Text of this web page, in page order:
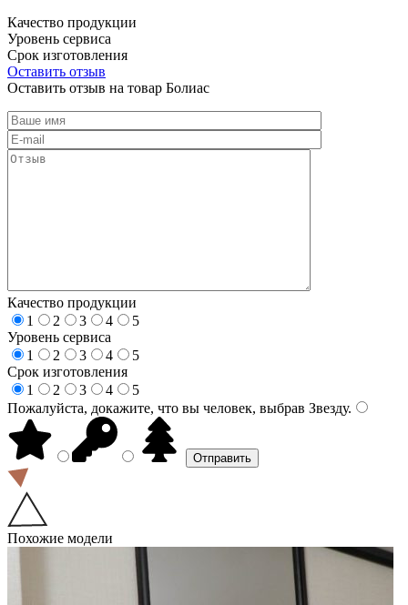
Качество продукции
Уровень сервиса
Срок изготовления
Оставить отзыв
Оставить отзыв на товар Болиас
Качество продукции
1
2 3 4
5
Уровень сервиса
1
2 3 4
5
Срок изготовления
1
2 3 4
5
Пожалуйста, докажите, что вы человек, выбрав Звезду.
Похожие модели